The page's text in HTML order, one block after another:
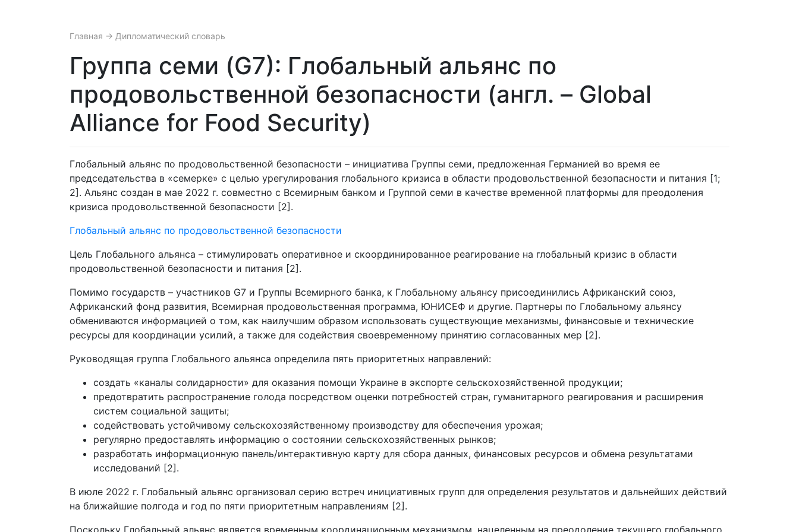
Главная → Дипломатический словарь
Группа семи (G7): Глобальный альянс по
продовольственной безопасности (англ. – Global
Alliance for Food Security)
Глобальный альянс по продовольственной безопасности – инициатива Группы семи, предложенная Германией во время ее
председательства в «семерке» с целью урегулирования глобального кризиса в области продовольственной безопасности и питания [1;
2]. Альянс создан в мае 2022 г. совместно с Всемирным банком и Группой семи в качестве временной платформы для преодоления
кризиса продовольственной безопасности [2].
Глобальный альянс по продовольственной безопасности
Цель Глобального альянса – стимулировать оперативное и скоординированное реагирование на глобальный кризис в области
продовольственной безопасности и питания [2].
Помимо государств – участников G7 и Группы Всемирного банка, к Глобальному альянсу присоединились Африканский союз,
Африканский фонд развития, Всемирная продовольственная программа, ЮНИСЕФ и другие. Партнеры по Глобальному альянсу
обмениваются информацией о том, как наилучшим образом использовать существующие механизмы, финансовые и технические
ресурсы для координации усилий, а также для содействия своевременному принятию согласованных мер [2].
Руководящая группа Глобального альянса определила пять приоритетных направлений:
создать «каналы солидарности» для оказания помощи Украине в экспорте сельскохозяйственной продукции;
предотвратить распространение голода посредством оценки потребностей стран, гуманитарного реагирования и расширения
систем социальной защиты;
содействовать устойчивому сельскохозяйственному производству для обеспечения урожая;
регулярно предоставлять информацию о состоянии сельскохозяйственных рынков;
разработать информационную панель/интерактивную карту для сбора данных, финансовых ресурсов и обмена результатами
исследований [2].
В июле 2022 г. Глобальный альянс организовал серию встреч инициативных групп для определения результатов и дальнейших действий
на ближайшие полгода и год по пяти приоритетным направлениям [2].
Поскольку Глобальный альянс является временным координационным механизмом, нацеленным на преодоление текущего глобального